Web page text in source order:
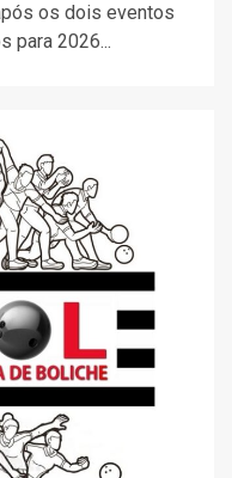
os dois eventos
para 2026...